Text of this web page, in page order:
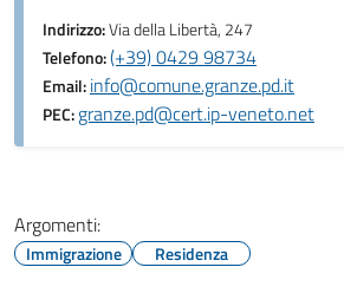
Indirizzo:Via della Libertà, 247
Telefono:(+39) 0429 98734
Email:info@comune.granze.pd.it
PEC:granze.pd@cert.ip-veneto.net
Argomenti:
Immigrazione Residenza